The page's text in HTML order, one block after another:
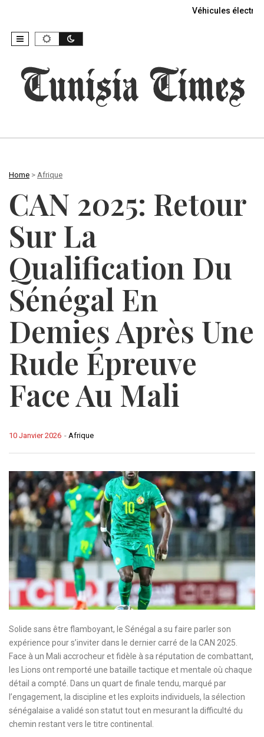
Véhicules
Home > Afrique
CAN 2025: Retour
Sur La
Qualification Du
Sénégal En
Demies Après Une
Rude Épreuve
Face Au Mali
- Afrique
10 Janvier 2026
Solide sans être flamboyant, le Sénégal a su faire parler son
expérience pour s’inviter dans le dernier carré de la CAN 2025.
Face à un Mali accrocheur et fidèle à sa réputation de combattant,
les Lions ont remporté une bataille tactique et mentale où chaque
détail a compté. Dans un quart de finale tendu, marqué par
l’engagement, la discipline et les exploits individuels, la sélection
sénégalaise a validé son statut tout en mesurant la difficulté du
chemin restant vers le titre continental.